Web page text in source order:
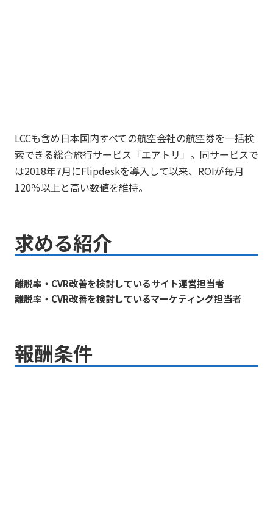
LCCも含め日本国内すべての航空会社の航空券を一括検
索できる総合旅行サービス「エアトリ」。同サービスで
は2018年7月にFlipdeskを導入して以来、ROIが毎月
120％以上と高い数値を維持。
求める紹介
離脱率・CVR改善を検討しているサイト運営担当者
離脱率・CVR改善を検討しているマーケティング担当者
報酬条件